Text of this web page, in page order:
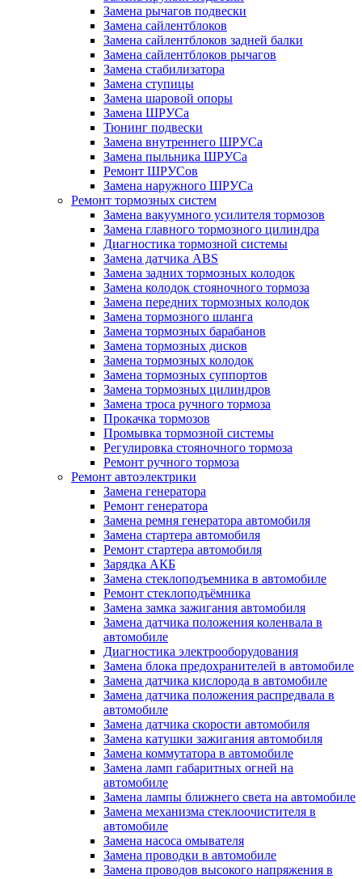
Замена рычагов подвески
Замена сайлентблоков
Замена сайлентблоков задней балки
Замена сайлентблоков рычагов
Замена стабилизатора
Замена ступицы
Замена шаровой опоры
Замена ШРУСа
Тюнинг подвески
Замена внутреннего ШРУСа
Замена пыльника ШРУСа
Ремонт ШРУСов
Замена наружного ШРУСа
Ремонт тормозных систем
Замена вакуумного усилителя тормозов
Замена главного тормозного цилиндра
Диагностика тормозной системы
Замена датчика ABS
Замена задних тормозных колодок
Замена колодок стояночного тормоза
Замена передних тормозных колодок
Замена тормозного шланга
Замена тормозных барабанов
Замена тормозных дисков
Замена тормозных колодок
Замена тормозных суппортов
Замена тормозных цилиндров
Замена троса ручного тормоза
Прокачка тормозов
Промывка тормозной системы
Регулировка стояночного тормоза
Ремонт ручного тормоза
Ремонт автоэлектрики
Замена генератора
Ремонт генератора
Замена ремня генератора автомобиля
Замена стартера автомобиля
Ремонт стартера автомобиля
Зарядка АКБ
Замена стеклоподъемника в автомобиле
Ремонт стеклоподъёмника
Замена замка зажигания автомобиля
Замена датчика положения коленвала в
автомобиле
Диагностика электрооборудования
Замена блока предохранителей в автомобиле
Замена датчика кислорода в автомобиле
Замена датчика положения распредвала в
автомобиле
Замена датчика скорости автомобиля
Замена катушки зажигания автомобиля
Замена коммутатора в автомобиле
Замена ламп габаритных огней на
автомобиле
Замена лампы ближнего света на автомобиле
Замена механизма стеклоочистителя в
автомобиле
Замена насоса омывателя
Замена проводки в автомобиле
Замена проводов высокого напряжения в